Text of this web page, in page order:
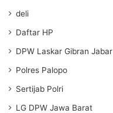
deli
Daftar HP
DPW Laskar Gibran Jabar
Polres Palopo
Sertijab Polri
LG DPW Jawa Barat